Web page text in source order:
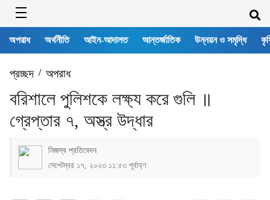
অপরাধ অর্থনীতি আইন-আদালত আন্তর্জাতিক উন্নয়ন ও সমৃদ্ধি
প্রচ্ছদ/ অপরাধ
বরিশালে পুলিশকে লক্ষ্য করে গুলি ॥
গ্রেপ্তার ৭, অস্ত্র উদ্ধার
নিজস্ব প্রতিবেদন
সেপ্টেম্বর ১৭, ২০২৩ ১১:৫৩ পূর্বাহ্ণ